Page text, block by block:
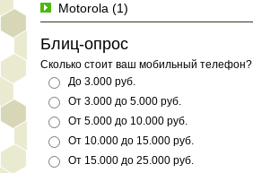
Motorola (1)
Блиц-опрос
Сколько стоит ваш мобильный телефон?
До 3.000 руб.
От 3.000 до 5.000 руб.
От 5.000 до 10.000 руб.
От 10.000 до 15.000 руб.
От 15.000 до 25.000 руб.